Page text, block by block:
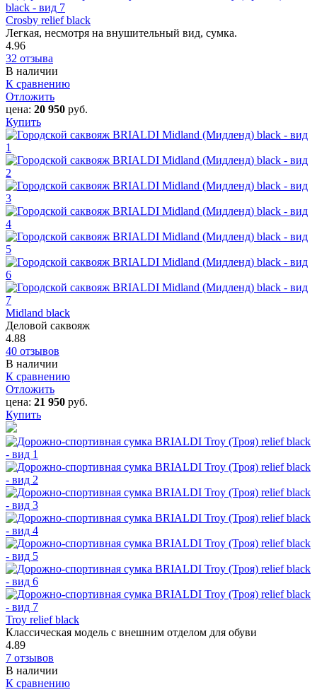
Crosby relief black
Легкая, несмотря на внушительный вид, сумка.
4.96
32 отзыва
В наличии
К сравнению
Отложить
цена: 20 950 руб.
Купить
Midland black
Деловой саквояж
4.88
40 отзывов
В наличии
К сравнению
Отложить
цена: 21 950 руб.
Купить
Troy relief black
Классическая модель с внешним отделом для обуви
4.89
7 отзывов
В наличии
К сравнению